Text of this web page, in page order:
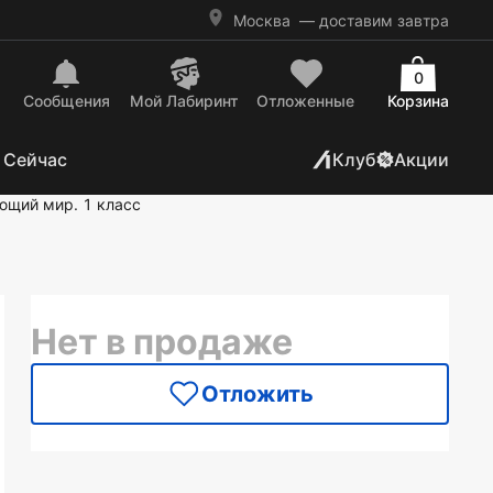
Москва — доставим завтра
Сообщения Mой Лабиринт Отложенные Корзина
0
Клуб Акции
мир. 1 класс
Нет в продаже
Отложить